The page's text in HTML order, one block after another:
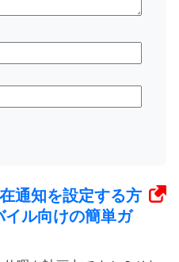
通知を設定する方
ル向けの簡単ガ